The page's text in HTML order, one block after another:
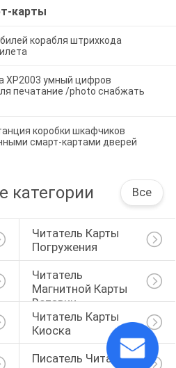
карты
корабля штрихкода
XP2003 умный цифров
печатание /photo снабжать
коробки шкафчиков
смарт-картами дверей
категории Все
Читатель Карты
Погружения
Читатель
Магнитной Карты
Вставки
Читатель Карты
Киоска
Писатель Читателя